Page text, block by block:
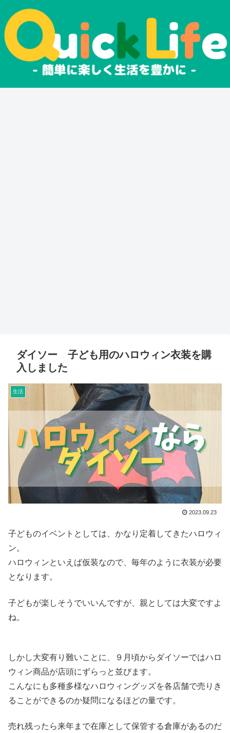
ダイソー 子ども用のハロウィン衣装を購
入しました
生活
2023.09.23
子どものイベントとしては、かなり定着してきたハロウィ
ン。
ハロウィンといえば仮装なので、毎年のように衣装が必要
となります。
子どもが楽しそうでいいんですが、親としては大変ですよ
ね。
しかし大変有り難いことに、９月頃からダイソーではハロ
ウィン商品が店頭にずらっと並びます。
こんなにも多種多様なハロウィングッズを各店舗で売りき
ることができるのか疑問になるほどの量です。
売れ残ったら来年まで在庫として保管する倉庫があるのだ